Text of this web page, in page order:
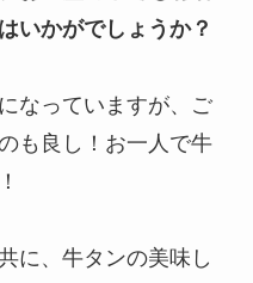
いかがでしょうか？
なっていますが、ご
も良し！お一人で牛
に、牛タンの美味し